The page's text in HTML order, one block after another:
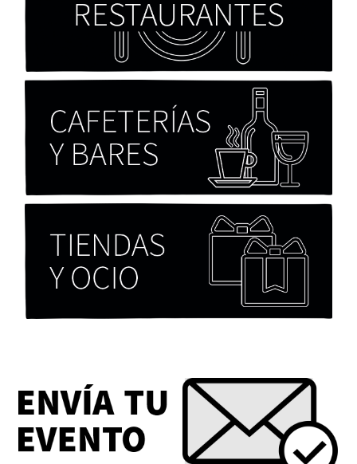
Cocaína Negra de Cristóbal Valenzuela Berríos
Paloma Pulisci
Chicas tristes de Fernanda Tovar
Eva Valero Juan: "Una mirada que construía un
universo donde lo único verdaderamente
importante eran los amigos y la literatura"
Martín Carrasco